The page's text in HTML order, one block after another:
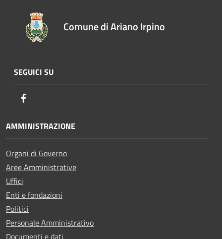
Comune di Ariano Irpino
SEGUICI SU
AMMINISTRAZIONE
Organi di Governo
Aree Amministrative
Uffici
Enti e fondazioni
Politici
Personale Amministrativo
Documenti e dati